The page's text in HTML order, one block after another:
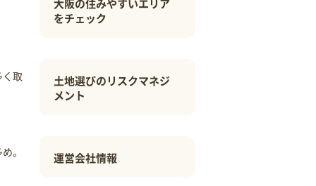
取
。
大阪の住みやすいエリア
をチェック
土地選びのリスクマネジ
メント
運営会社情報